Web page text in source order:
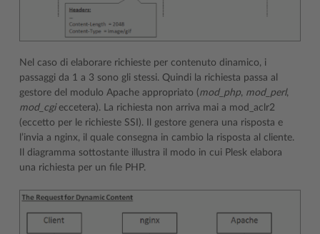
Nel caso di elaborare richieste per contenuto dinamico, i
passaggi da 1 a 3 sono gli stessi. Quindi la richiesta passa al
gestore del modulo Apache appropriato (mod_php, mod_perl,
mod_cgieccetera). La richiesta non arriva mai a mod_aclr2
(eccetto per le richieste SSI). Il gestore genera una risposta e
l’invia a nginx, il quale consegna in cambio la risposta al cliente.
Il diagramma sottostante illustra il modo in cui Plesk elabora
una richiesta per un file PHP.